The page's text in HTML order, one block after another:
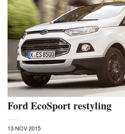
Ford EcoSport restyling
13 NOV 2015